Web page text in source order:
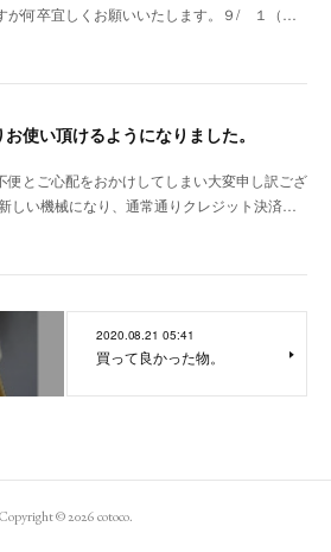
が何卒宜しくお願いいたします。９/ １（…
使い頂けるようになりました。
便とご心配をおかけしてしまい大変申し訳ござ
しい機械になり、通常通りクレジット決済…
2020.08.21 05:41
買って良かった物。
Copyright ©2026cotoco.